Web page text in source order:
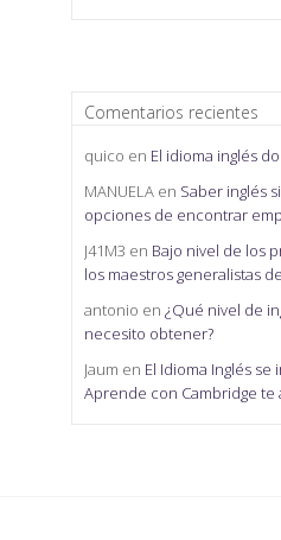
Comentarios recientes
quico en El idioma inglés
MANUELA en Saber inglés
opciones de encontrar
J41M3 en Bajo nivel de los
los maestros generalistas
antonio en ¿Qué nivel de
necesito obtener?
Jaum en El Idioma Inglés
Aprende con Cambridge te